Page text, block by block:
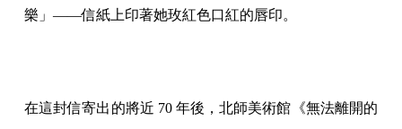
樂」——信紙上印著她玫紅色口紅的唇印。
在這封信寄出的將近 70 年後，北師美術館《無法離開的